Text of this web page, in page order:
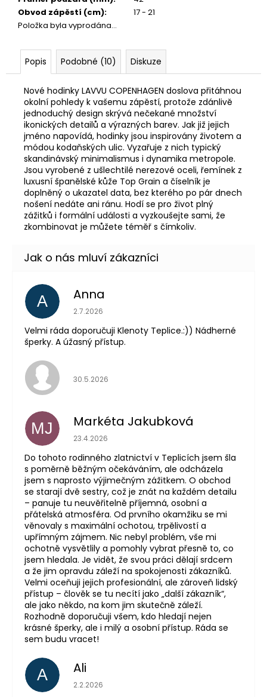
Obvod zápěstí (cm):
17 - 21
Položka byla vyprodána…
Popis Podobné (10) Diskuze
Nové hodinky LAVVU COPENHAGEN doslova přitáhnou
okolní pohledy k vašemu zápěstí, protože zdánlivě
jednoduchý design skrývá nečekané množství
ikonických detailů a výrazných barev. Jak již jejich
jméno napovídá, hodinky jsou inspirovány životem a
módou kodaňských ulic. Vyzařuje z nich typický
skandinávský minimalismus i dynamika metropole.
Jsou vyrobené z ušlechtilé nerezové oceli, řemínek z
luxusní španělské kůže Top Grain a číselník je
doplněný o ukazatel data, bez kterého po pár dnech
nošení nedáte ani ránu. Hodí se pro život plný
zážitků i formální události a vyzkoušejte sami, že
zkombinovat je můžete téměř s čímkoliv.
A Anna
Hodnocení obchodu je 5 z 5 hvězdiček.
2.7.2026
Velmi ráda doporučuji Klenoty Teplice.:)) Nádherné
šperky. A úžasný přístup.
Hodnocení obchodu je 5 z 5 hvězdiček.
30.5.2026
MJ Markéta Jakubková
Hodnocení obchodu je 5 z 5 hvězdiček.
23.4.2026
Do tohoto rodinného zlatnictví v Teplicích jsem šla
s poměrně běžným očekáváním, ale odcházela
jsem s naprosto výjimečným zážitkem. O obchod
se starají dvě sestry, což je znát na každém detailu
– panuje tu neuvěřitelně příjemná, osobní a
přátelská atmosféra. Od prvního okamžiku se mi
věnovaly s maximální ochotou, trpělivostí a
upřímným zájmem. Nic nebyl problém, vše mi
ochotně vysvětlily a pomohly vybrat přesně to, co
jsem hledala. Je vidět, že svou práci dělají srdcem
a že jim opravdu záleží na spokojenosti zákazníků.
Velmi oceňuji jejich profesionální, ale zároveň lidský
přístup – člověk se tu necítí jako „další zákazník“,
ale jako někdo, na kom jim skutečně záleží.
Rozhodně doporučuji všem, kdo hledají nejen
krásné šperky, ale i milý a osobní přístup. Ráda se
sem budu vracet!
A Ali
Hodnocení obchodu je 5 z 5 hvězdiček.
2.2.2026